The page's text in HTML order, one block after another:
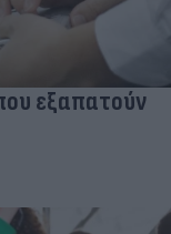
εξαπατούν